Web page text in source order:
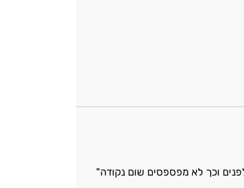
וכך לא מפספסים שום נקודה"